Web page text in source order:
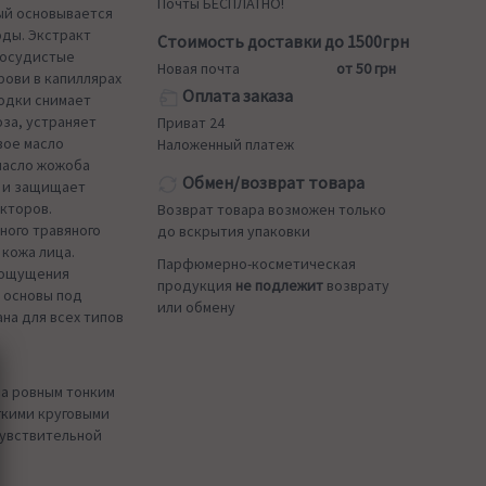
основывается
Экстракт
в капиллярах
снимает
устраняет
масло
жожоба
и защищает
травяного
лица.
под
для всех типов
ровным тонким
круговыми
Стоимость доставки до 1500грн
Новая почта от 50 грн
Оплата заказа
Приват 24
Наложенный платеж
Обмен/возврат товара
Возврат товара возможен только
до вскрытия упаковки
Парфюмерно-косметическая
продукция не подлежит возврату
или обмену